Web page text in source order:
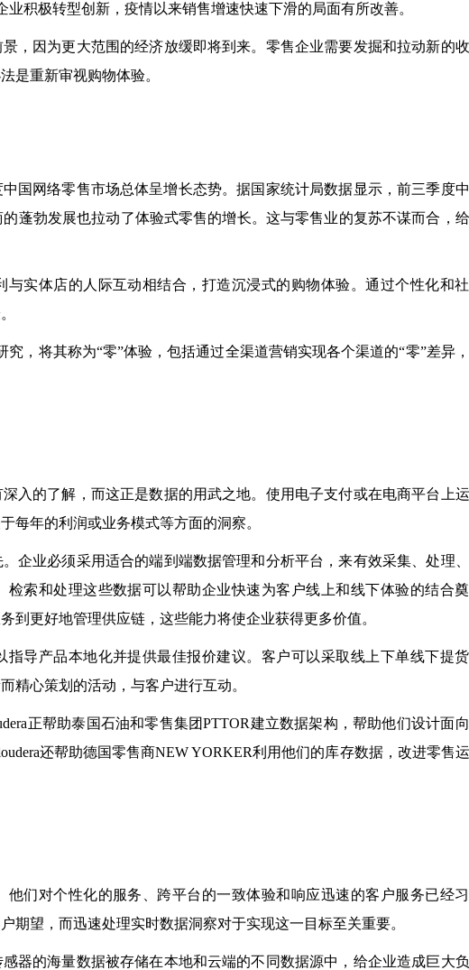
积极转型创新，疫情以来销售增速快速下滑的局面有所改善。
，因为更大范围的经济放缓即将到来。零售企业需要发掘和拉动新的
是重新审视购物体验。
国网络零售市场总体呈增长态势。据国家统计局数据显示，前三季度
的蓬勃发展也拉动了体验式零售的增长。这与零售业的复苏不谋而合，
实体店的人际互动相结合，打造沉浸式的购物体验。通过个性化和
究，将其称为“零”体验，包括通过全渠道营销实现各个渠道的“零”差异
入的了解，而这正是数据的用武之地。使用电子支付或在电商平台上
每年的利润或业务模式等方面的洞察。
企业必须采用适合的端到端数据管理和分析平台，来有效采集、处理
索和处理这些数据可以帮助企业快速为客户线上和线下体验的结合
到更好地管理供应链，这些能力将使企业获得更多价值。
导产品本地化并提供最佳报价建议。客户可以采取线上下单线下提
精心策划的活动，与客户进行互动。
正帮助泰国石油和零售集团PTTOR建立数据架构，帮助他们设计面
还帮助德国零售商NEW YORKER利用他们的库存数据，改进零售
们对个性化的服务、跨平台的一致体验和响应迅速的客户服务已经
期望，而迅速处理实时数据洞察对于实现这一目标至关重要。
器的海量数据被存储在本地和云端的不同数据源中，给企业造成巨大负